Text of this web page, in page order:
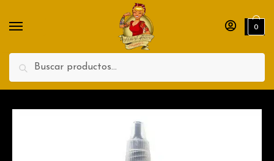
Search
0
Apellidos